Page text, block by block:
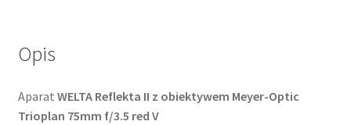
f/3.5
red
Opis
Aparat WELTA Reflekta II z obiektywem Meyer-Optic
Trioplan 75mm f/3.5 red V